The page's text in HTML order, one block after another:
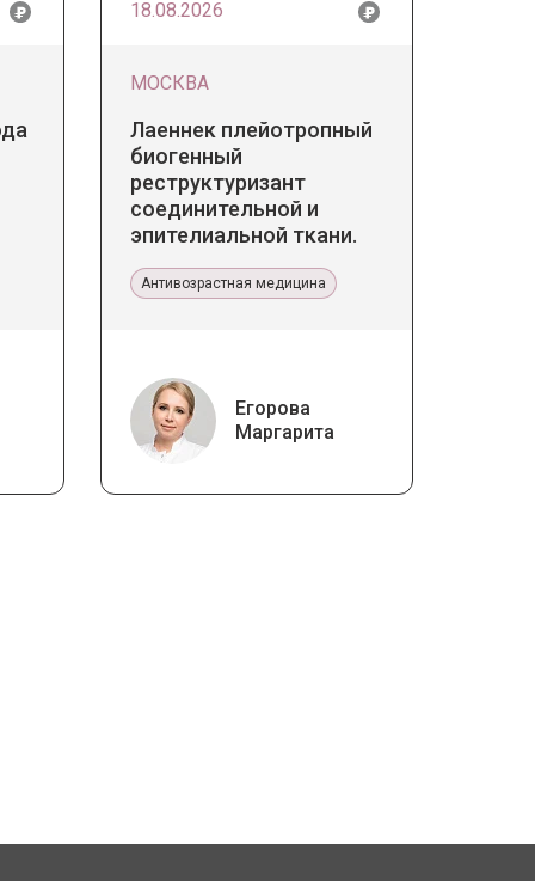
18.08.2026
МОСКВА
Лаеннек плейотропный
биогенный
реструктуризант
соединительной и
эпителиальной ткани.
эстетической медицине
Антивозрастная медицина
Егорова
Маргарита